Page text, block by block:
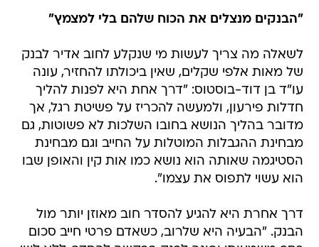
"הבנקים מנצלים את הכוח שלהם בלי למצמץ"
לשאלה מה צריך לעשות מי שנקלע לחוב אדיר לבנק
של מאות אלפי שקלים, שאין ביכולתו להחזיר, עונה
עו"ד בן דוד-בוסטוס: "דרך אחת היא לפנות להליך
חדלות פירעון, ולמעשה להכריז על פשיטת רגל, אך
מדובר בהליך הנושא בחובו השלכות לא פשוטות, גם
מבחינת ההגבלות המוטלות על החייב וגם מבחינת
הסטיגמה שאותה הוא נושא כמו אות קין והאופן שבו
הוא עשוי לתפוס את עצמו".
דרך אחרת היא להגיע להסדר חוב מאוזן יותר מול
הבנק. "הבעיה היא שלרוב, כשאדם פרטי חייב סכום